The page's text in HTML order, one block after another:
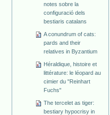
notes sobre la
configuració dels
bestiaris catalans
A conundrum of cats:
pards and their
relatives in Byzantium
Héraldique, histoire et
littérature: le léopard au
cimier du "Reinhart
Fuchs"
The tercelet as tiger:
bestiary hypocrisy in